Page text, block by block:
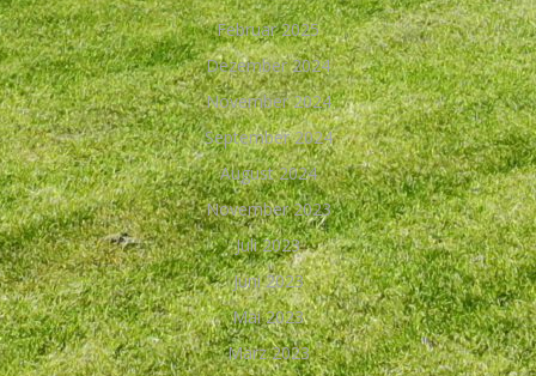
Februar 2025
Dezember 2024
November 2024
September 2024
August 2024
November 2023
Juli 2023
Juni 2023
Mai 2023
März 2023